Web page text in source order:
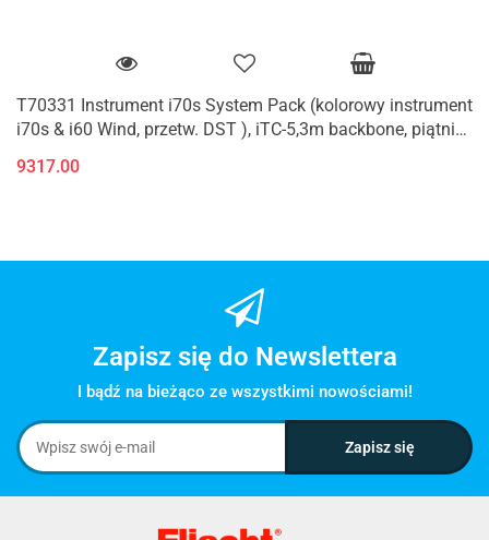
T70331 Instrument i70s System Pack (kolorowy instrument
i70s & i60 Wind, przetw. DST ), iTC-5,3m backbone, piątnik,
9317.00
Zapisz się do Newslettera
I bądź na bieżąco ze wszystkimi nowościami!